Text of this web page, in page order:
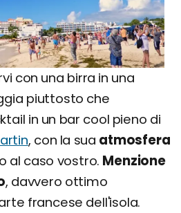
con una birra in una
piuttosto che
in un bar cool pieno di
, con la sua atmosfera
al caso vostro. Menzione
, davvero ottimo
francese dell'isola.